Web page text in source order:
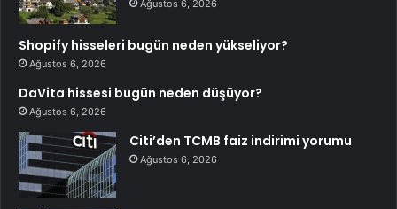
Ağustos 6, 2026
Shopify hisseleri bugün neden yükseliyor?
Ağustos 6, 2026
DaVita hissesi bugün neden düşüyor?
Ağustos 6, 2026
Citi’den TCMB faiz indirimi yorumu
Ağustos 6, 2026